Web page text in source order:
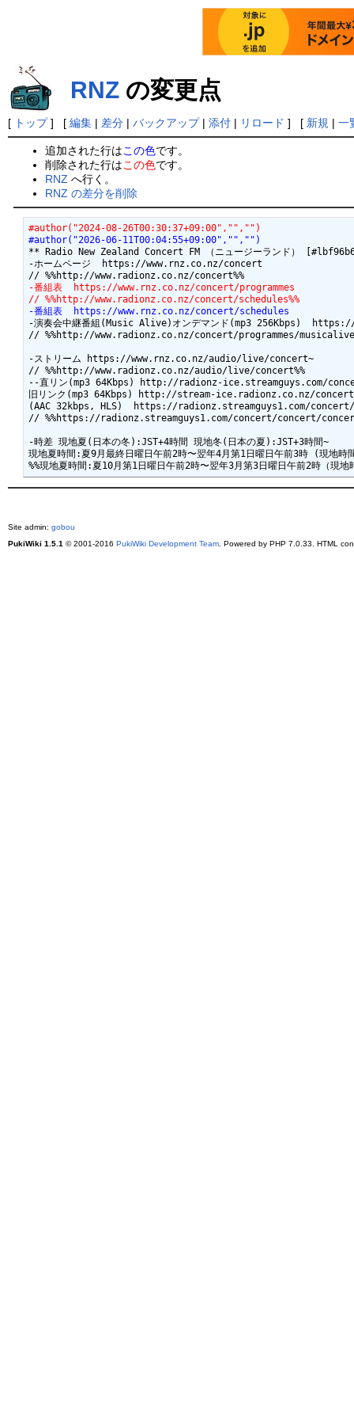
RNZ の変更点
[ トップ] [ 編集 | 差分 | バックアップ| 添付 | リロード ] [ 新規 | 一
追加された行はこの色です。
削除された行はこの色です。
RNZ へ行く。
RNZ の差分を削除
#author("2024-08-26T00:30:37+09:00","","")
#author("2026-06-11T00:04:55+09:00","","")
** Radio New Zealand Concert FM （ニュージーランド）
-ホームページ  https://www.rnz.co.nz/concert
// %%http://www.radionz.co.nz/concert%%
-番組表  https://www.rnz.co.nz/concert/programmes
// %%http://www.radionz.co.nz/concert/schedules%%
-番組表  https://www.rnz.co.nz/concert/schedules
-演奏会中継番組(Music Alive)オンデマンド(mp3 256Kbps)
// %%http://www.radionz.co.nz/concert/programmes/
-ストリーム https://www.rnz.co.nz/audio/live/concert~
// %%http://www.radionz.co.nz/audio/live/concert%%
--直リン(mp3 64Kbps) http://radionz-ice.streamguys.com/
旧リンク(mp3 64Kbps) http://stream-ice.radionz.co.nz/
(AAC 32kbps, HLS)  https://radionz.streamguys1.com/
// %%https://radionz.streamguys1.com/concert/concert/concert/
-時差 現地夏(日本の冬):JST+4時間 現地冬(日本の夏):JST+3時間~
現地夏時間:夏9月最終日曜日午前2時〜翌年4月第1日曜日午前3時 (現地時
Site admin: gobou
PukiWiki 1.5.1 © 2001-2016 PukiWiki Development Team . Powered by PHP 7.0.33. HTML